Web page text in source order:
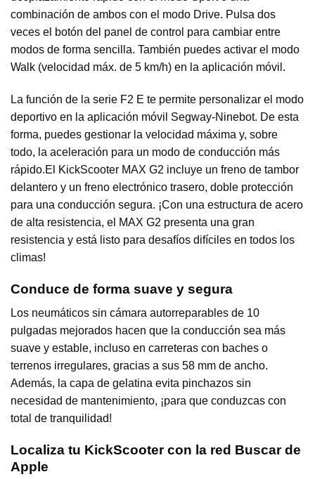
combinación de ambos con el modo Drive. Pulsa dos
veces el botón del panel de control para cambiar entre
modos de forma sencilla. También puedes activar el modo
Walk (velocidad máx. de 5 km/h) en la aplicación móvil.
La función de la serie F2 E te permite personalizar el modo
deportivo en la aplicación móvil Segway-Ninebot. De esta
forma, puedes gestionar la velocidad máxima y, sobre
todo, la aceleración para un modo de conducción más
rápido.El KickScooter MAX G2 incluye un freno de tambor
delantero y un freno electrónico trasero, doble protección
para una conducción segura. ¡Con una estructura de acero
de alta resistencia, el MAX G2 presenta una gran
resistencia y está listo para desafíos difíciles en todos los
climas!
Conduce de forma suave y segura
Los neumáticos sin cámara autorreparables de 10
pulgadas mejorados hacen que la conducción sea más
suave y estable, incluso en carreteras con baches o
terrenos irregulares, gracias a sus 58 mm de ancho.
Además, la capa de gelatina evita pinchazos sin
necesidad de mantenimiento, ¡para que conduzcas con
total de tranquilidad!
Localiza tu KickScooter con la red Buscar de
Apple